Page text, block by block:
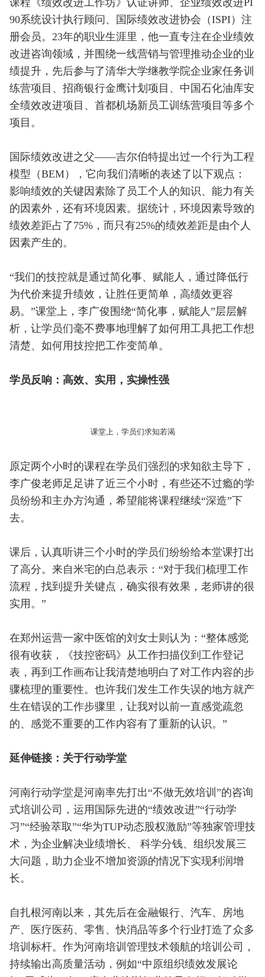
课程《绩效改进工作坊》认证讲师、企业绩效改进PI
90系统设计执行顾问、国际绩效改进协会（ISPI）注
册会员。23年的职业生涯里，他一直专注在企业绩效
改进咨询领域，并围绕一线营销与管理推动企业的业
绩提升，先后参与了清华大学继教学院企业家任务训
练营项目、招商银行金鹰计划项目、中国石化油库安
全绩效改进项目、首都机场新员工训练营项目等多个
项目。
国际绩效改进之父——吉尔伯特提出过一个行为工程
模型（BEM），它向我们清晰的表述了以下观点：
影响绩效的关键因素除了员工个人的知识、能力有关
的因素外，还有环境因素。据统计，环境因素导致的
绩效差距占了75%，而只有25%的绩效差距是由个人
因素产生的。
“我们的技控就是通过简化事、赋能人，通过降低行
为代价来提升绩效，让胜任更简单，高绩效更容
易。”课堂上，李广俊围绕“简化事，赋能人”层层解
析，让学员们毫不费事地理解了如何用工具把工作想
清楚、如何用技控把工作变简单。
学员反响：高效、实用，实操性强
课堂上，学员们求知若渴
原定两个小时的课程在学员们强烈的求知欲主导下，
李广俊老师足足讲了近三个小时，有些还不过瘾的学
员纷纷和主办方沟通，希望能将课程继续“深造”下
去。
课后，认真听讲三个小时的学员们纷纷给本堂课打出
了高分。来自米宅的白总表示：“对于我们梳理工作
流程，找到提升关键点，确实很有效果，老师讲的很
实用。”
在郑州运营一家中医馆的刘女士则认为：“整体感觉
很有收获，《技控密码》从工作扫描仪到工作登记
表，再到工作画布让我清楚地明白了对工作内容的步
骤梳理的重要性。也许我们发生工作失误的地方就产
生在错误的工作步骤里，让我对以前一直感觉疏忽
的、感觉不重要的工作内容有了重新的认识。”
延伸链接：关于行动学堂
河南行动学堂是河南率先打出“不做无效培训”的咨询
式培训公司，运用国际先进的“绩效改进”“行动学
习”“经验萃取”“华为TUP动态股权激励”等独家管理技
术，为企业解决业绩增长、 科学分钱、组织发展三
大问题，助力企业不增加资源的情况下实现利润增
长。
自扎根河南以来，其先后在金融银行、汽车、房地
产、医疗医药、零售、快消品等多个行业打造了众多
培训标杆。作为河南培训管理技术领航的培训公司，
持续输出高质量活动，例如“中原组织绩效发展论